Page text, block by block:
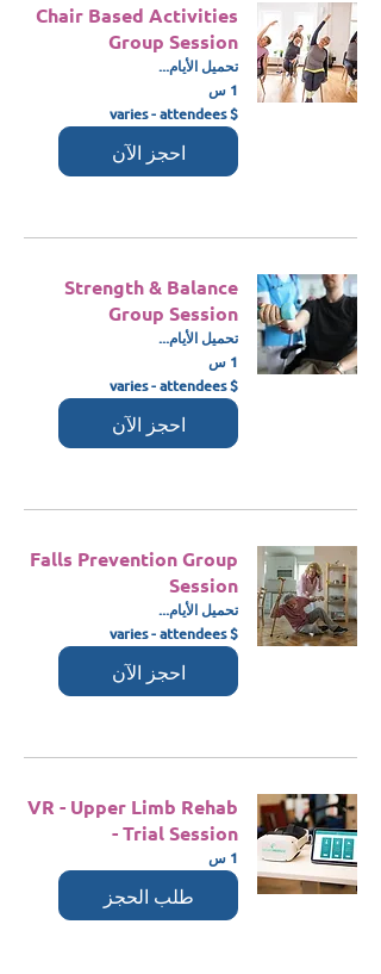
Chair Based Activities
Group Session
تحميل الأيام...
1 س
$
varies
-
attendees
$ varies - attendees
احجز الآن
Strength & Balance
Group Session
تحميل الأيام...
1 س
$
varies
-
attendees
$ varies - attendees
احجز الآن
Falls Prevention Group
Session
تحميل الأيام...
$
varies
-
attendees
$ varies - attendees
احجز الآن
VR - Upper Limb Rehab
- Trial Session
1 س
طلب الحجز